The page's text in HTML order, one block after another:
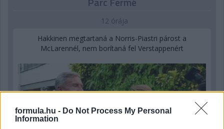
formula.hu - Do Not Process My Personal
Information
12 órája
Hakkinen megtartaná a Norris-Piastri párost a
McLarennél, nem borítaná fel Verstappenért